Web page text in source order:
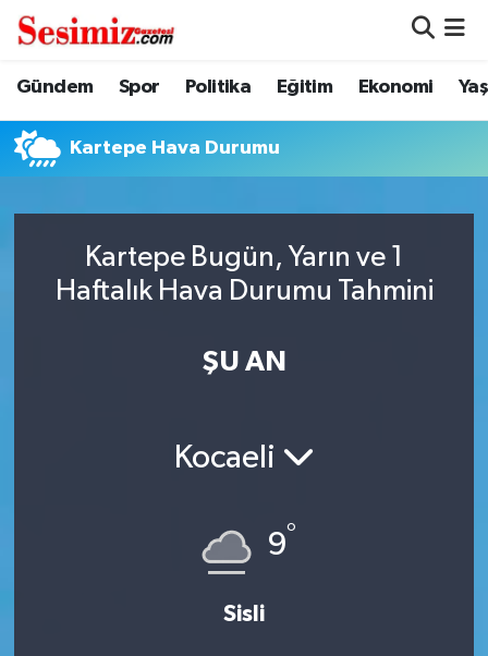
Gündem Spor Politika Eğitim Ekonomi
Kartepe Hava Durumu
Kartepe Bugün, Yarın ve 1
Haftalık Hava Durumu Tahmini
ŞU AN
Kocaeli
9°
Sisli
Dünya
Eğitim
Genel
Gündem
Nöbetçi Eczaneler
Hava Durumu
Trafik Durumu
Süper Lig Puan Durumu ve Fikstür